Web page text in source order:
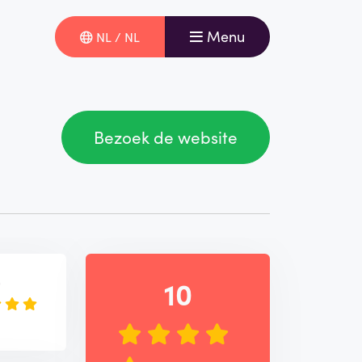
NL / NL Menu
Bezoek de website
10